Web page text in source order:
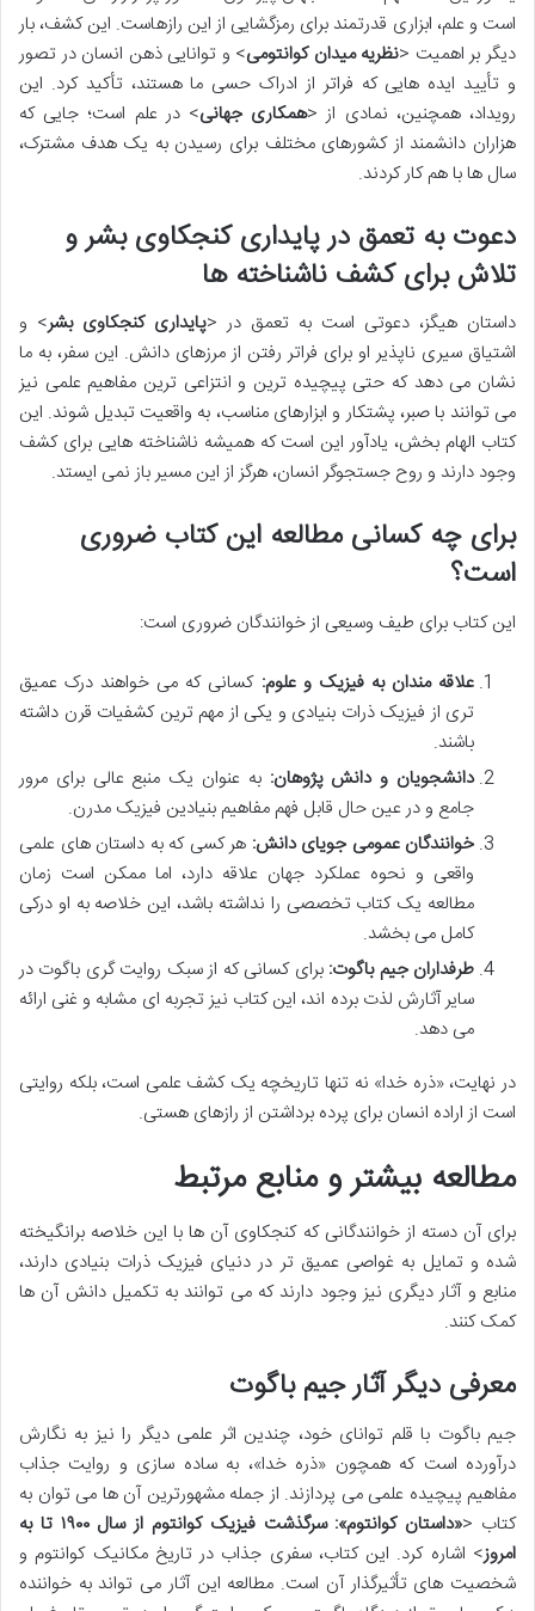
است و علم، ابزاری قدرتمند برای رمزگشایی از این رازهاست. این کشف، بار
دیگر بر اهمیت <نظریه میدان کوانتومی> و توانایی ذهن انسان در تصور
و تأیید ایده هایی که فراتر از ادراک حسی ما هستند، تأکید کرد. این
رویداد، همچنین، نمادی از <همکاری جهانی> در علم است؛ جایی که
هزاران دانشمند از کشورهای مختلف برای رسیدن به یک هدف مشترک،
سال ها با هم کار کردند.
دعوت به تعمق در پایداری کنجکاوی بشر و
تلاش برای کشف ناشناخته ها
داستان هیگز، دعوتی است به تعمق در <پایداری کنجکاوی بشر> و
اشتیاق سیری ناپذیر او برای فراتر رفتن از مرزهای دانش. این سفر، به ما
نشان می دهد که حتی پیچیده ترین و انتزاعی ترین مفاهیم علمی نیز
می توانند با صبر، پشتکار و ابزارهای مناسب، به واقعیت تبدیل شوند. این
کتاب الهام بخش، یادآور این است که همیشه ناشناخته هایی برای کشف
وجود دارند و روح جستجوگر انسان، هرگز از این مسیر باز نمی ایستد.
برای چه کسانی مطالعه این کتاب ضروری
است؟
این کتاب برای طیف وسیعی از خوانندگان ضروری است:
علاقه مندان به فیزیک و علوم: کسانی که می خواهند درک عمیق
تری از فیزیک ذرات بنیادی و یکی از مهم ترین کشفیات قرن داشته
باشند.
دانشجویان و دانش پژوهان: به عنوان یک منبع عالی برای مرور
جامع و در عین حال قابل فهم مفاهیم بنیادین فیزیک مدرن.
خوانندگان عمومی جویای دانش: هر کسی که به داستان های علمی
واقعی و نحوه عملکرد جهان علاقه دارد، اما ممکن است زمان
مطالعه یک کتاب تخصصی را نداشته باشد، این خلاصه به او درکی
کامل می بخشد.
طرفداران جیم باگوت: برای کسانی که از سبک روایت گری باگوت در
سایر آثارش لذت برده اند، این کتاب نیز تجربه ای مشابه و غنی ارائه
می دهد.
در نهایت، «ذره خدا» نه تنها تاریخچه یک کشف علمی است، بلکه روایتی
است از اراده انسان برای پرده برداشتن از رازهای هستی.
مطالعه بیشتر و منابع مرتبط
برای آن دسته از خوانندگانی که کنجکاوی آن ها با این خلاصه برانگیخته
شده و تمایل به غواصی عمیق تر در دنیای فیزیک ذرات بنیادی دارند،
منابع و آثار دیگری نیز وجود دارند که می توانند به تکمیل دانش آن ها
کمک کنند.
معرفی دیگر آثار جیم باگوت
جیم باگوت با قلم توانای خود، چندین اثر علمی دیگر را نیز به نگارش
درآورده است که همچون «ذره خدا»، به ساده سازی و روایت جذاب
مفاهیم پیچیده علمی می پردازند. از جمله مشهورترین آن ها می توان به
کتاب <
«داستان کوانتوم»: سرگذشت فیزیک کوانتوم از سال ۱۹۰۰ تا به
امروز> اشاره کرد. این کتاب، سفری جذاب در تاریخ مکانیک کوانتوم و
شخصیت های تأثیرگذار آن است. مطالعه این آثار می تواند به خواننده